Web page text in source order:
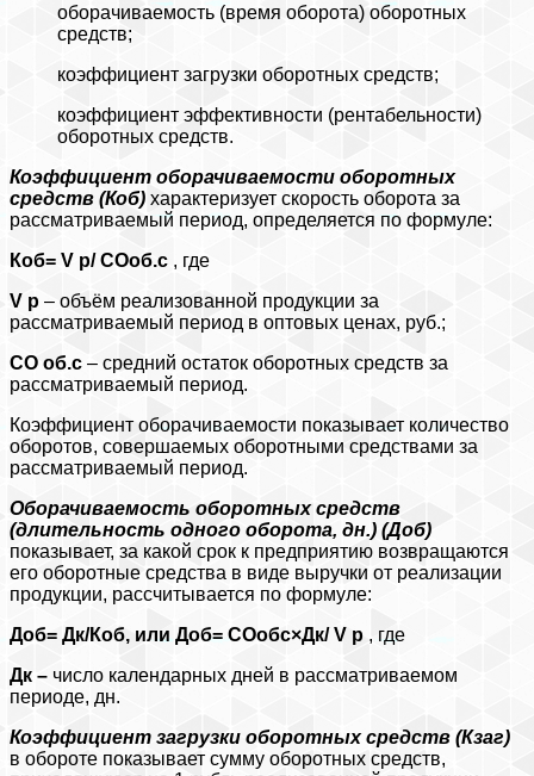
оборачиваемость (время оборота) оборотных
средств;
коэффициент загрузки оборотных средств;
коэффициент эффективности (рентабельности)
оборотных средств.
Коэффициент оборачиваемости оборотных
средств (Коб) характеризует скорость оборота за
рассматриваемый период, определяется по формуле:
Коб= V р/ СОоб.с , где
V р – объём реализованной продукции за
рассматриваемый период в оптовых ценах, руб.;
СО об.с – средний остаток оборотных средств за
рассматриваемый период.
Коэффициент оборачиваемости показывает количество
оборотов, совершаемых оборотными средствами за
рассматриваемый период.
Оборачиваемость оборотных средств
(длительность одного оборота, дн.) (Доб)
показывает, за какой срок к предприятию возвращаются
его оборотные средства в виде выручки от реализации
продукции, рассчитывается по формуле:
Доб= Дк/Коб, или Доб= СОобс×Дк/V р , где
Дк – число календарных дней в рассматриваемом
периоде, дн.
Коэффициент загрузки оборотных средств (Кзаг)
в обороте показывает сумму оборотных средств,